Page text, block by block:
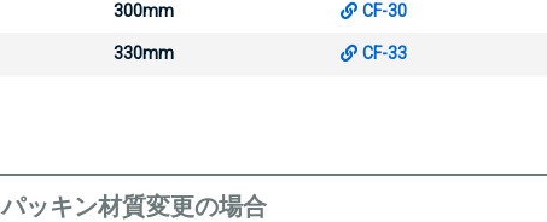
300mm CF-30
330mm CF-33
パッキン材質変更の場合